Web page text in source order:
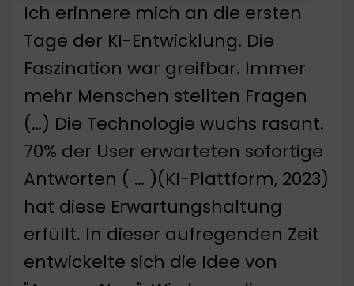
Ich erinnere mich an die ersten
Tage der KI-Entwicklung. Die
Faszination war greifbar. Immer
mehr Menschen stellten Fragen
(…) Die Technologie wuchs rasant.
70% der User erwarteten sofortige
Antworten ( … )(KI-Plattform, 2023)
hat diese Erwartungshaltung
erfüllt. In dieser aufregenden Zeit
entwickelte sich die Idee von